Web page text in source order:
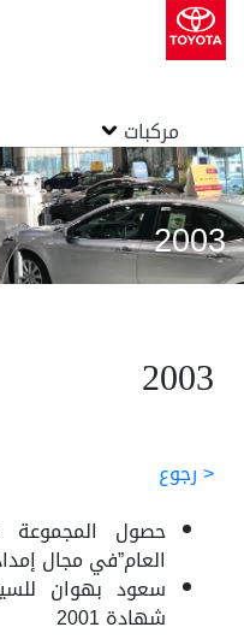
مركبات
2003
2003
< رجوع
حصول المجموعة
العام”في مجال
شهادة 2001